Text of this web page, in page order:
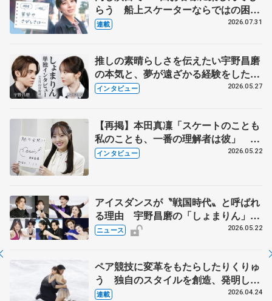
らう 船上スケーターならではの困難
とは 影響あったPIW前キャプテン松
連載 2026.07.31
推しの素晴らしさを伝えたい宇野昌磨
の本気と、夢が遠ざかる経験をした本
田真凜の覚悟
インタビュー 2026.05.27
【再掲】本田真凜「スケートのことも
私のことも、一番の理解者は彼」 引
退時の単独インタビューで語った競技
インタビュー 2026.05.22
アイスダンスが〝戦国時代〟と呼ばれ
る理由 宇野昌磨の「しょまりん」ら
実力者が相次いで参戦 国内の競争激
ニュース 2026.05.22
ペア競技に変革をもたらしたりくりゅ
う 独自のスタイルを創造、発明した
【引退発表後②】
連載 2026.04.24